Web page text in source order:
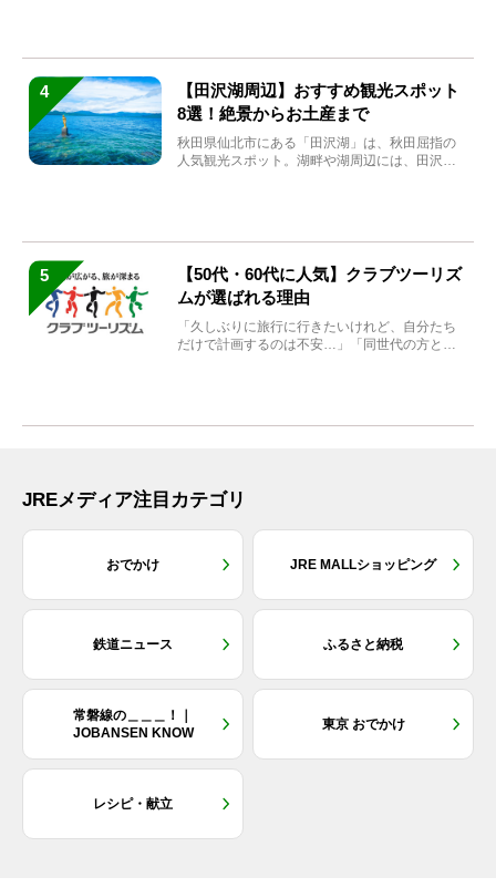
4
【田沢湖周辺】おすすめ観光スポット
8選！絶景からお土産まで
秋田県仙北市にある「田沢湖」は、秋田屈指の
人気観光スポット。湖畔や湖周辺には、田沢湖
5
【50代・60代に人気】クラブツーリズ
ムが選ばれる理由
「久しぶりに旅行に行きたいけれど、自分たち
だけで計画するのは不安…」「同世代の方と気
JREメディア注目カテゴリ
おでかけ JRE MALLショッピング
鉄道ニュース ふるさと納税
常磐線の＿＿＿！｜
JOBANSEN KNOW
東京 おでかけ
レシピ・献立